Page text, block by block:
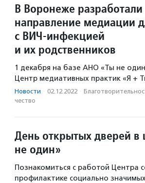
В Воронеже разработали
направление медиации
с ВИЧ-инфекцией
и их родственников
1 декабря на базе АНО «Ты не
Центр медиативных практик «Я +
Новости · 02.12.2022 ·
чест­во
День открытых дверей в
не один»
Познакомиться с работой Центра
профилактике социально